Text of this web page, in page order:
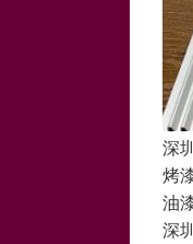
深
烤
油
深